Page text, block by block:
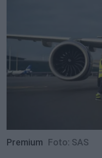
Premium Foto: SAS